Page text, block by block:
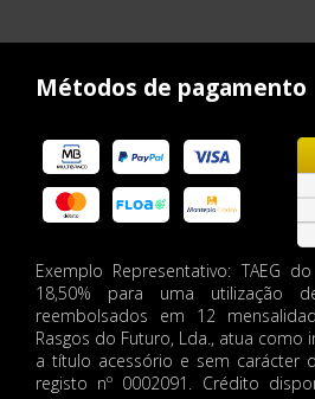
Métodos de pagamento
Exemplo Representativo: TAEG
18,50% para uma utilização
reembolsados em 12
Rasgos do Futuro, Lda., atua
a título acessório e sem carácter
registo nº 0002091. Crédito